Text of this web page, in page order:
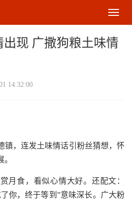
切
换
航
现 广撒狗粮土味情
14:32:00
，连发土味情话引粉丝猜想，怀
食，看似心情大好。还配文：
你，终于等到”意味深长。广大粉